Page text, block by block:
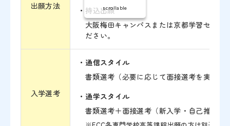
出願方法
・持込出願
大阪梅田キャンパスまたは京都学習セン
ださい。
入学選考
・通信スタイル
書類選考（必要に応じて面接選考を実施）
・通学スタイル
書類選考＋面接選考（新入学・自己推薦
scrollable